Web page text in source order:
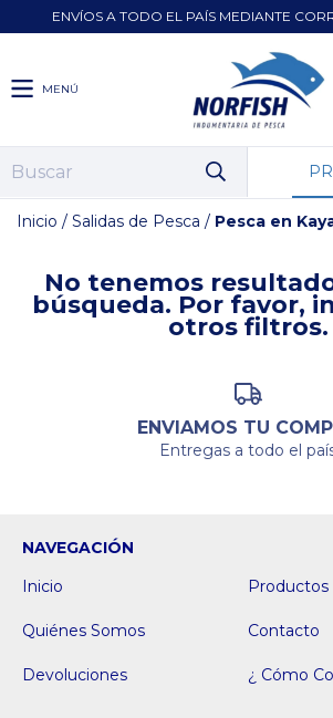
ENVÍOS A TODO EL PAÍS MEDIANTE
MENÚ
Inicio / Salidas de Pesca / Pesca en
No tenemos
búsqueda. Por favor,
otros filtros.
ENVIAMOS TU
Entregas a todo el
NAVEGACIÓN
Inicio
Productos
Quiénes Somos Contacto
Devoluciones ¿ Cómo